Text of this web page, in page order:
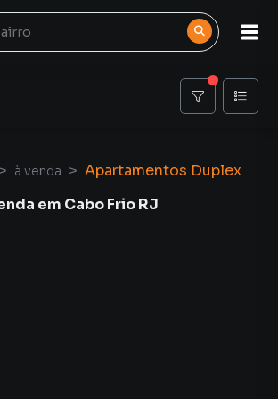
à venda
Apartamentos Duplex
em Cabo Frio RJ